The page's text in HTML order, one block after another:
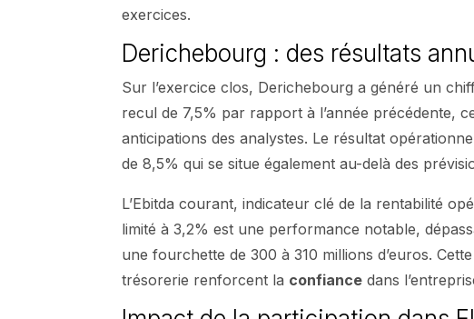
exercices.
Derichebourg : des résultats
Sur l’exercice clos, Derichebourg a généré un
recul de 7,5% par rapport à l’année précédente,
anticipations des analystes. Le résultat
de 8,5% qui se situe également au-delà des
L’Ebitda courant, indicateur clé de la rentabilité
limité à 3,2% est une performance notable,
une fourchette de 300 à 310 millions d’euros.
trésorerie renforcent la confiance dans